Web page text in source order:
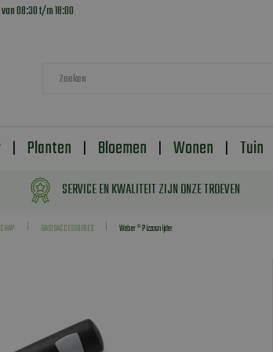
SERVICE EN KWALITEIT ZIJN ONZE TROEVEN
BASISACCESSOIRES Weber ® Pizzasnijder
08:30t/m18:00
Planten Bloemen Wonen Tuin